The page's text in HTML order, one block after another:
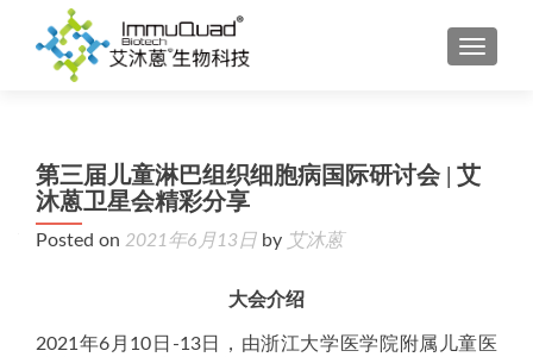
第三届儿童淋巴组织细胞病国际研讨会 | 艾
沐蒽卫星会精彩分享
Posted on 2021年6月13日 by 艾沐蒽
大会介绍
2021年6月10日-13日，由浙江大学医学院附属儿童医